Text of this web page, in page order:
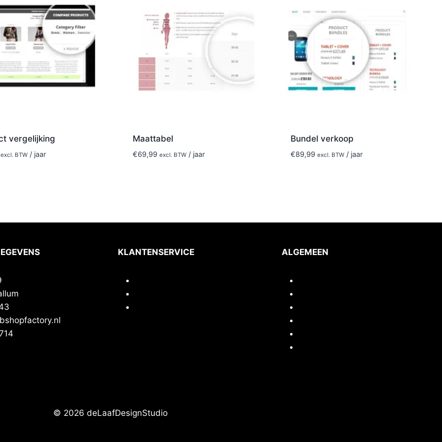
vergelijking
excl. BTW / jaar
Maattabel
€69,99 excl. BTW/ jaar
Bundel verkoop
€89,99 excl. BTW / jaar
KLANTENSERVICE ALGEMEEN
© 2026 deLaafDesignStudio